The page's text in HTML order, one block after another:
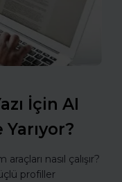
İçin AI
Yarıyor?
nasıl çalışır?
profiller